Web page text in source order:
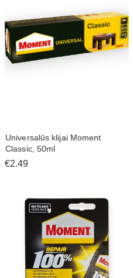
Universalūs klijai Moment
Classic, 50ml
€2.49